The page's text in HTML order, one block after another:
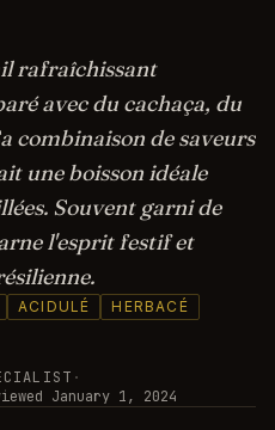
rafraîchissant
avec du cachaça, du
combinaison de saveurs
une boisson idéale
Souvent garni de
l'esprit festif et
ACIDULÉ HERBACÉ
·
January 1, 2024